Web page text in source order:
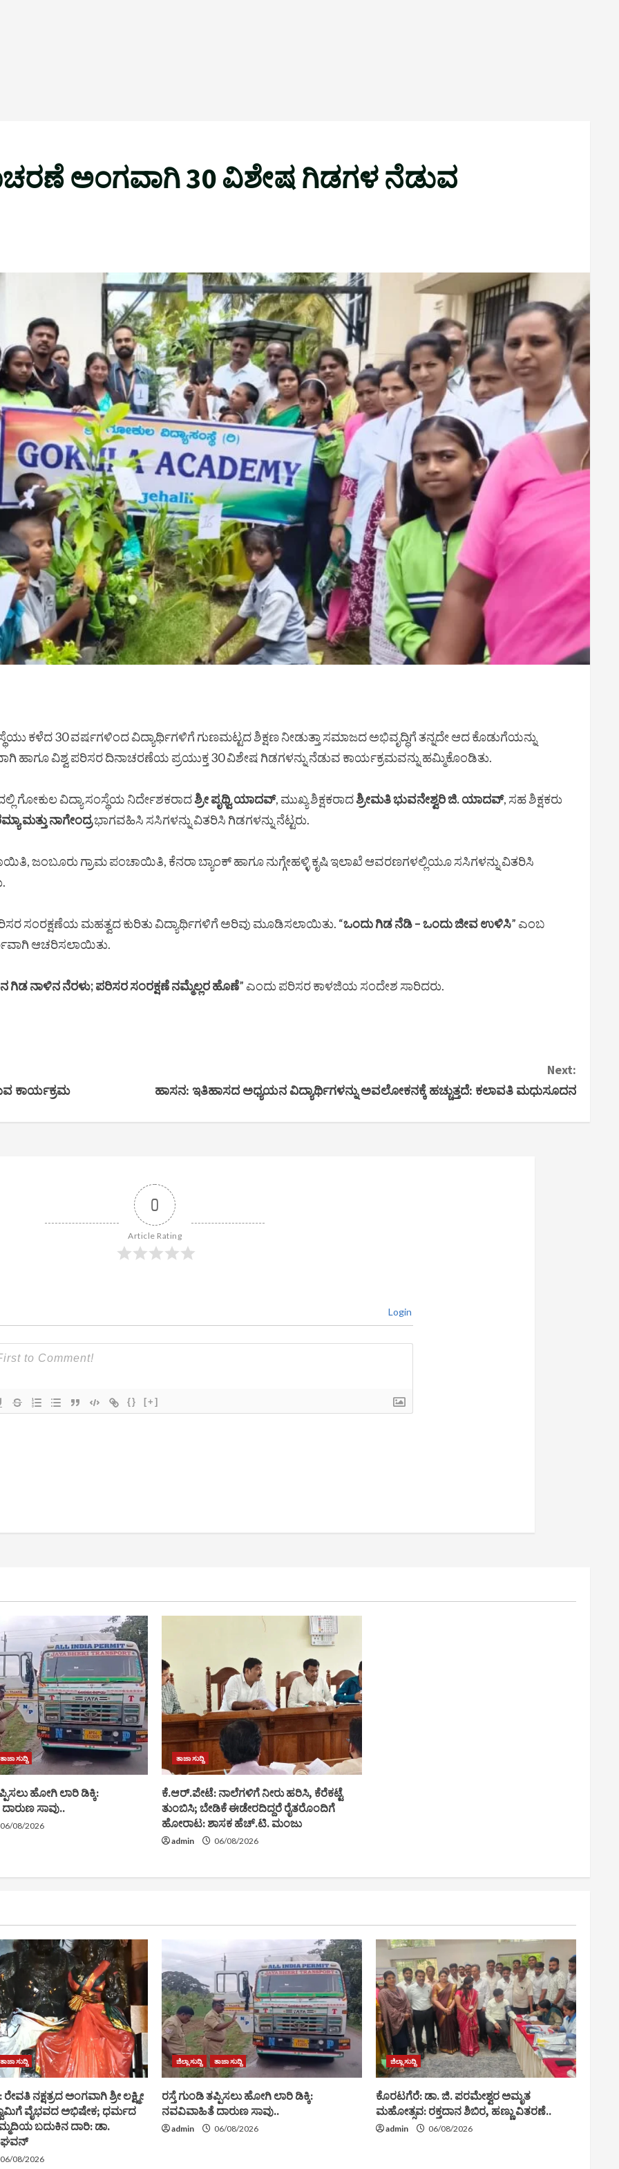
ಅಂಗವಾಗಿ 30 ವಿಶೇಷ ಗಿಡಗಳ ನೆಡುವ
ಕಳೆದ 30 ವರ್ಷಗಳಿಂದ ವಿದ್ಯಾರ್ಥಿಗಳಿಗೆ ಗುಣಮಟ್ಟದ ಶಿಕ್ಷಣ ನೀಡುತ್ತಾ ಸಮಾಜದ ಅಭಿವೃದ್ಧಿಗೆ ತನ್ನದೇ ಆದ ಕೊಡುಗೆಯನ್ನು
ಹಾಗೂ ವಿಶ್ವ ಪರಿಸರ ದಿನಾಚರಣೆಯ ಪ್ರಯುಕ್ತ 30 ವಿಶೇಷ ಗಿಡಗಳನ್ನು ನೆಡುವ ಕಾರ್ಯಕ್ರಮವನ್ನು ಹಮ್ಮಿಕೊಂಡಿತು.
ಗೋಕುಲ ವಿದ್ಯಾ ಸಂಸ್ಥೆಯ ನಿರ್ದೇಶಕರಾದಶ್ರೀ ಪೃಥ್ವಿ ಯಾದವ್, ಮುಖ್ಯ ಶಿಕ್ಷಕರಾದಶ್ರೀಮತಿ ಭುವನೇಶ್ವರಿ ಜಿ. ಯಾದವ್, ಸಹ ಶಿಕ್ಷಕರು
ಮತ್ತು ನಾಗೇಂದ್ರಭಾಗವಹಿಸಿ ಸಸಿಗಳನ್ನು ವಿತರಿಸಿ ಗಿಡಗಳನ್ನು ನೆಟ್ಟರು.
ಜಂಬೂರು ಗ್ರಾಮ ಪಂಚಾಯಿತಿ, ಕೆನರಾ ಬ್ಯಾಂಕ್ ಹಾಗೂ ನುಗ್ಗೇಹಳ್ಳಿ ಕೃಷಿ ಇಲಾಖೆ ಆವರಣಗಳಲ್ಲಿಯೂ ಸಸಿಗಳನ್ನು ವಿತರಿಸಿ
ಸಂರಕ್ಷಣೆಯ ಮಹತ್ವದ ಕುರಿತು ವಿದ್ಯಾರ್ಥಿಗಳಿಗೆ ಅರಿವು ಮೂಡಿಸಲಾಯಿತು. “ಒಂದು ಗಿಡ ನೆಡಿ – ಒಂದು ಜೀವ ಉಳಿಸಿ” ಎಂಬ
ಆಚರಿಸಲಾಯಿತು.
ಗಿಡ ನಾಳಿನ ನೆರಳು; ಪರಿಸರ ಸಂರಕ್ಷಣೆ ನಮ್ಮೆಲ್ಲರ ಹೊಣೆ” ಎಂದು ಪರಿಸರ ಕಾಳಜಿಯ ಸಂದೇಶ ಸಾರಿದರು.
ಕಾರ್ಯಕ್ರಮ
Next:
ಹಾಸನ: ಇತಿಹಾಸದ ಅಧ್ಯಯನ ವಿದ್ಯಾರ್ಥಿಗಳನ್ನು ಅವಲೋಕನಕ್ಕೆ ಹಚ್ಚುತ್ತದೆ: ಕಲಾವತಿ ಮಧುಸೂದನ
0
Article Rating
Login
{} [+]
ತಾಜಾ ಸುದ್ದಿ
ಹೋಗಿ ಲಾರಿ ಡಿಕ್ಕಿ:
ಸಾವು..
06/08/2026
ತಾಜಾ ಸುದ್ದಿ
ಕೆ.ಆರ್.ಪೇಟೆ: ನಾಲೆಗಳಿಗೆ ನೀರು ಹರಿಸಿ, ಕೆರೆಕಟ್ಟೆ
ತುಂಬಿಸಿ; ಬೇಡಿಕೆ ಈಡೇರದಿದ್ದರೆ ರೈತರೊಂದಿಗೆ
ಹೋರಾಟ: ಶಾಸಕ ಹೆಚ್.ಟಿ. ಮಂಜು
admin 06/08/2026
ತಾಜಾ ಸುದ್ದಿ
ನಕ್ಷತ್ರದ ಅಂಗವಾಗಿ ಶ್ರೀ ಲಕ್ಷ್ಮೀ
ವೈಭವದ ಅಭಿಷೇಕ; ಧರ್ಮದ
ಬದುಕಿನ ದಾರಿ: ಡಾ.
06/08/2026
ಜಿಲ್ಲಾ ಸುದ್ದಿ ತಾಜಾ ಸುದ್ದಿ
ರಸ್ತೆ ಗುಂಡಿ ತಪ್ಪಿಸಲು ಹೋಗಿ ಲಾರಿ ಡಿಕ್ಕಿ:
ನವವಿವಾಹಿತೆ ದಾರುಣ ಸಾವು..
admin 06/08/2026
ಜಿಲ್ಲಾ ಸುದ್ದಿ
ಕೊರಟಗೆರೆ: ಡಾ. ಜಿ. ಪರಮೇಶ್ವರ ಅಮೃತ
ಮಹೋತ್ಸವ: ರಕ್ತದಾನ ಶಿಬಿರ, ಹಣ್ಣು ವಿತರಣೆ..
admin 06/08/2026